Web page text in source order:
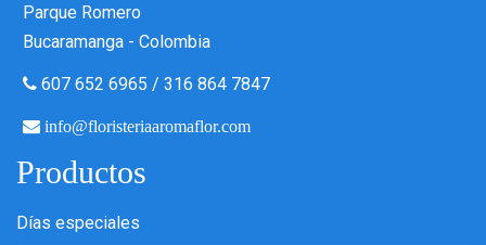
Parque Romero
Bucaramanga - Colombia
607 652 6965 / 316 864 7847
info@floristeriaaromaflor.com
Productos
Días especiales